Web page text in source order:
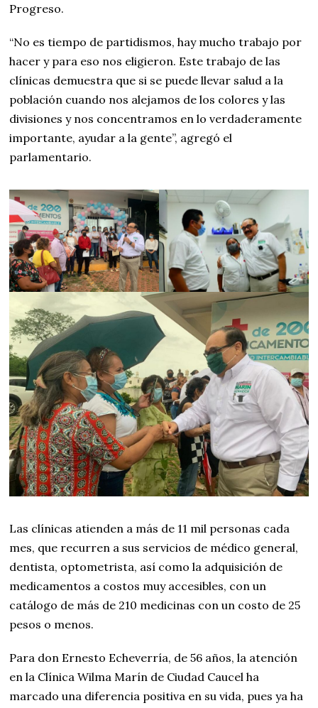
Progreso.
“No es tiempo de partidismos, hay mucho trabajo por
hacer y para eso nos eligieron. Este trabajo de las
clínicas demuestra que si se puede llevar salud a la
población cuando nos alejamos de los colores y las
divisiones y nos concentramos en lo verdaderamente
importante, ayudar a la gente”, agregó el
parlamentario.
Las clínicas atienden a más de 11 mil personas cada
mes, que recurren a sus servicios de médico general,
dentista, optometrista, así como la adquisición de
medicamentos a costos muy accesibles, con un
catálogo de más de 210 medicinas con un costo de 25
pesos o menos.
Para don Ernesto Echeverría, de 56 años, la atención
en la Clínica Wilma Marín de Ciudad Caucel ha
marcado una diferencia positiva en su vida, pues ya ha